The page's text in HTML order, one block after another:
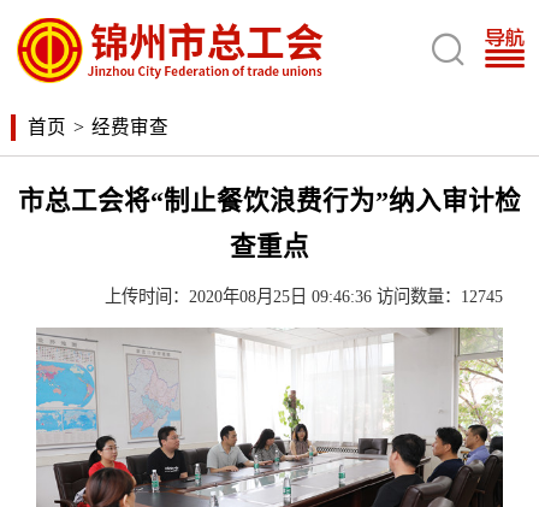

首页 > 经费审查
市总工会将“制止餐饮浪费行为”纳入审计检
查重点
上传时间：2020年08月25日 09:46:36 访问数量：12745